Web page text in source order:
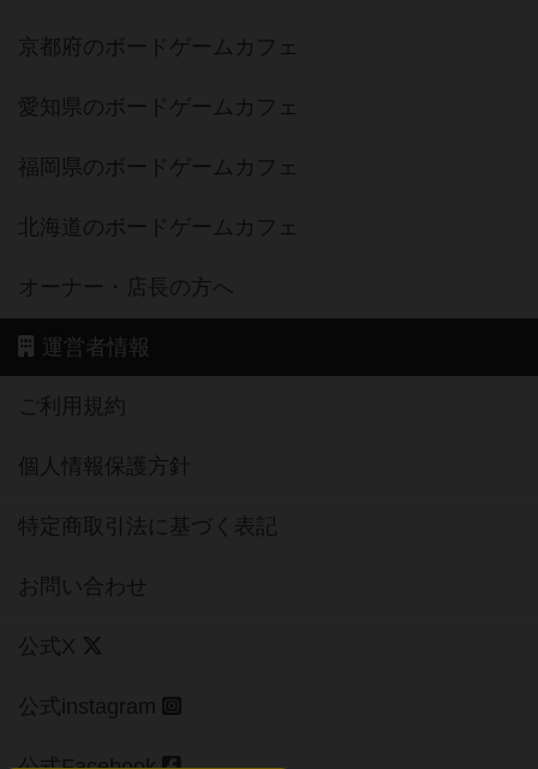
京都府のボードゲームカフェ
愛知県のボードゲームカフェ
福岡県のボードゲームカフェ
北海道のボードゲームカフェ
オーナー・店長の方へ
運営者情報
ご利用規約
個人情報保護方針
特定商取引法に基づく表記
お問い合わせ
公式X
公式instagram